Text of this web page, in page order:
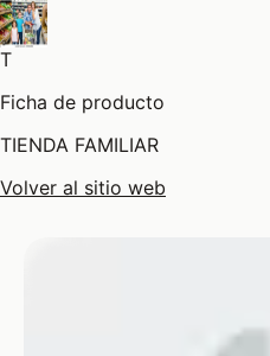
T
Ficha de producto
TIENDA FAMILIAR
Volver al sitio web